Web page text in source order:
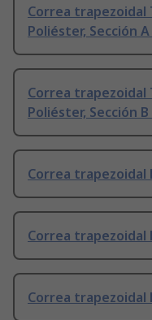
Correa
Poliéster, Sección A
Correa
Poliéster, Sección B
Correa trapezoidal
Correa trapezoidal
Correa trapezoidal